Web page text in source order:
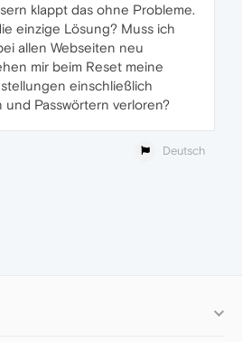
klappt das ohne Probleme.
einzige Lösung? Muss ich
allen Webseiten neu
mir beim Reset meine
einschließlich
und Passwörtern verloren?
Deutsch